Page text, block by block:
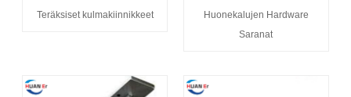
Teräksiset kulmakiinnikkeet
Huonekalujen Hardware
Saranat